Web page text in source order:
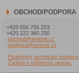
OBCHOD/PODPORA
+420 556 706 203
+420 222 360 250
obchod@amenit.cz
podpora@amenit.cz
Podmínky technické podpory
Žádost o odbornou pomoc